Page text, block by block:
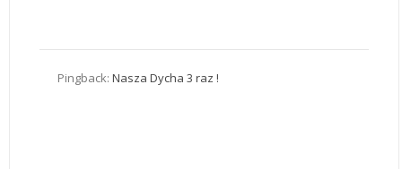
Pingback: Nasza Dycha 3 raz !